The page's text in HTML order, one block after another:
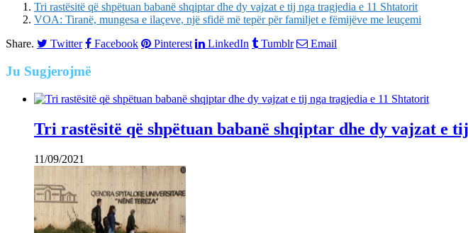
Tri rastësitë që shpëtuan babanë shqiptar dhe dy vajzat e tij nga tragjedia e 11 Shtatorit
VOA: Tiranë, mungesa e ilaçeve, një sfidë më tepër për familjet e fëmijëve me leuçemi
Share.
Twitter Facebook Pinterest LinkedIn Tumblr Email
Ju Sugjerojmë
Tri rastësitë që shpëtuan babanë shqiptar dhe dy vajzat e
11/09/2021